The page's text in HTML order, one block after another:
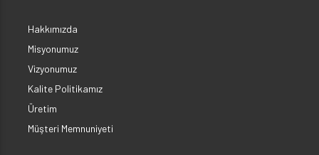
Hakkımızda
Misyonumuz
Vizyonumuz
Kalite Politikamız
Üretim
Müşteri Memnuniyeti